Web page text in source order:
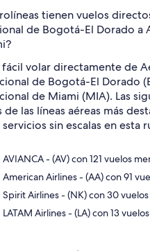
tienen vuelos
de Bogotá-El Dorado a
fácil volar directamente de
de Bogotá-El Dorado
de Miami (MIA). Las
de las líneas aéreas más
sin escalas en esta
AVIANCA - (AV) con 121 vuelos
American Airlines - (AA) con 91
Spirit Airlines - (NK) con 30
LATAM Airlines - (LA) con 13